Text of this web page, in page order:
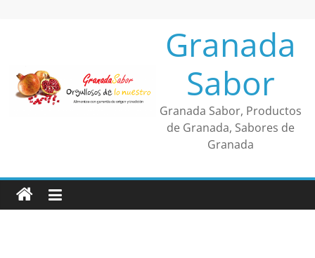
Granada
Sabor
Granada Sabor, Productos
de Granada, Sabores de
Granada